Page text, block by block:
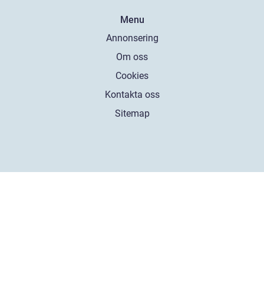
Menu
Annonsering
Om oss
Cookies
Kontakta oss
Sitemap